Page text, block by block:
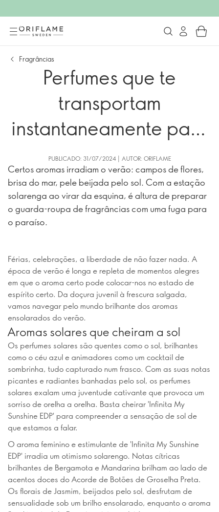
Fragrâncias
Perfumes que te
transportam
instantaneamente para
o verão
PUBLICADO: 31/07/2024 | AUTOR: ORIFLAME
Certos aromas irradiam o verão: campos de flores,
brisa do mar, pele beijada pelo sol. Com a estação
solarenga ao virar da esquina, é altura de preparar
o guarda-roupa de fragrâncias com uma fuga para
o paraíso.
Férias, celebrações, a liberdade de não fazer nada. A
época de verão é longa e repleta de momentos alegres
em que o aroma certo pode colocar-nos no estado de
espírito certo. Da doçura juvenil à frescura salgada,
vamos navegar pelo mundo brilhante dos aromas
ensolarados do verão.
Aromas solares que cheiram a sol
Os perfumes solares são quentes como o sol, brilhantes
como o céu azul e animadores como um cocktail de
sombrinha, tudo capturado num frasco. Com as suas notas
picantes e radiantes banhadas pelo sol, os perfumes
solares exalam uma juventude cativante que provoca um
sorriso de orelha a orelha. Basta cheirar 'Infinita My
Sunshine EDP' para compreender a sensação de sol de
que estamos a falar.
O aroma feminino e estimulante de 'Infinita My Sunshine
EDP' irradia um otimismo solarengo. Notas cítricas
brilhantes de Bergamota e Mandarina brilham ao lado de
acentos doces do Acorde de Botões de Groselha Preta.
Os florais de Jasmim, beijados pelo sol, desfrutam de
sensualidade sob um brilho ensolarado, enquanto o aroma